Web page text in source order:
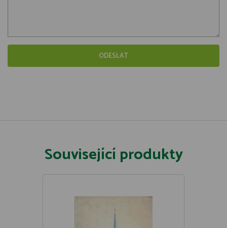
Související produkty